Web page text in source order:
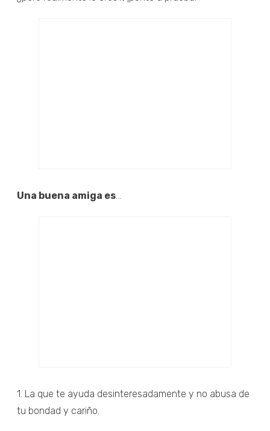
Una buena amiga es
1. La que te ayuda desinteresadamente y no abusa de
tu bondad y cariño.